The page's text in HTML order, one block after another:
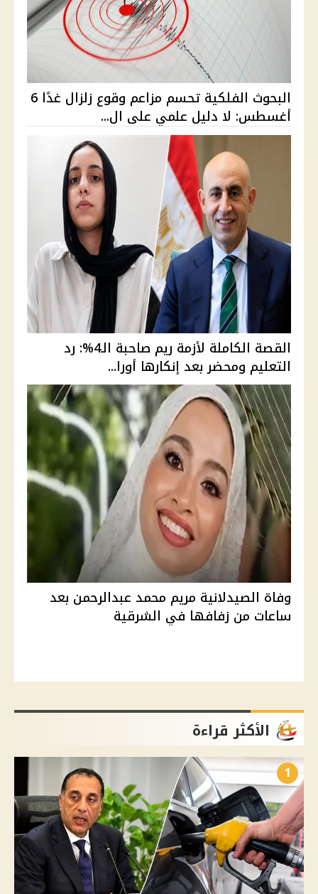
البحوث الفلكية تحسم مزاعم وقوع زلزال غدًا 6
أغسطس: لا دليل علمي على ال...
القصة الكاملة لأزمة ريم صاحبة الـ4%: رد
التعليم ومحضر بعد إنكارها أورا...
وفاة الصيدلانية مريم محمد عبدالرحمن بعد
ساعات من زفافها في الشرقية
الأكثر قراءة
1